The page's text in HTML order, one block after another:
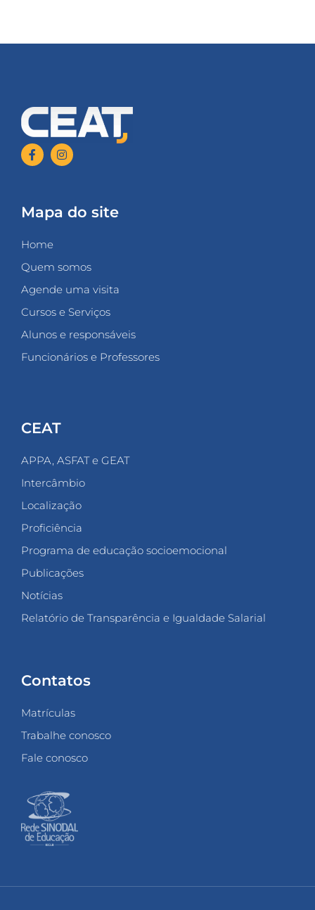
Mapa do site
Home
Quem somos
Agende uma visita
Cursos e Serviços
Alunos e responsáveis
Funcionários e Professores
CEAT
APPA, ASFAT e GEAT
Intercâmbio
Localização
Proficiência
Programa de educação socioemocional
Publicações
Notícias
Relatório de Transparência e Igualdade Salarial
Contatos
Matrículas
Trabalhe conosco
Fale conosco